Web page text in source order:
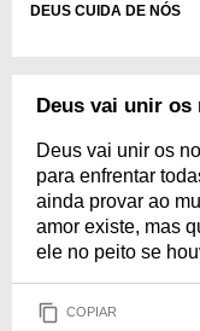
DEUS CUIDA DE NÓS
Deus vai unir os
Deus vai unir os
para enfrentar
ainda provar ao
amor existe, mas
ele no peito se
COPIAR